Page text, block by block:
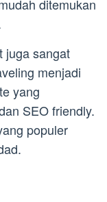
ditemukan
juga sangat
menjadi
yang
SEO friendly.
populer